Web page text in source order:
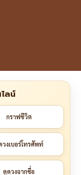
ลน์
กราฟชีวิต
วงเบอร์โทรศัพท์
ดูดวงจากชื่อ